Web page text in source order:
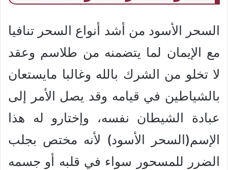
السحر الأسود من أشد أنواع السحر تنافيا
مع الإيمان لما يتضمنه من طلاسم وعقد
لا تخلو من الشرك بالله وغالبا مايستعان
بالشياطين في قيامه وقد يصل الأمر إلى
عبادة الشيطان نفسه، وإختارو له هذا
الإسم(السحر الأسود) لأنه مختص بجلب
الضرر للمسحور سواء في قلبه أو جسمه